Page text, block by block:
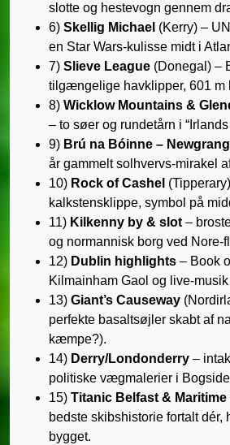
slotte og hestevogn gennem
6) Skellig Michael (Kerry) –
en Star Wars-kulisse midt i
7) Slieve League (Donegal) –
tilgængelige havklipper, 601 m
8) Wicklow Mountains &
– to søer og rundetårn i “Irlands
9) Brú na Bóinne –
år gammelt solhvervs-mirakel
10) Rock of Cashel
kalkstensklippe, symbol på
11) Kilkenny by & slot –
og normannisk borg ved Nore-
12) Dublin highlights – Book
Kilmainham Gaol og live-musik
13) Giant’s Causeway
perfekte basaltsøjler skabt af
kæmpe?).
14) Derry/Londonderry –
politiske vægmalerier i
15) Titanic Belfast & Maritime
bedste skibshistorie fortalt dér,
bygget.